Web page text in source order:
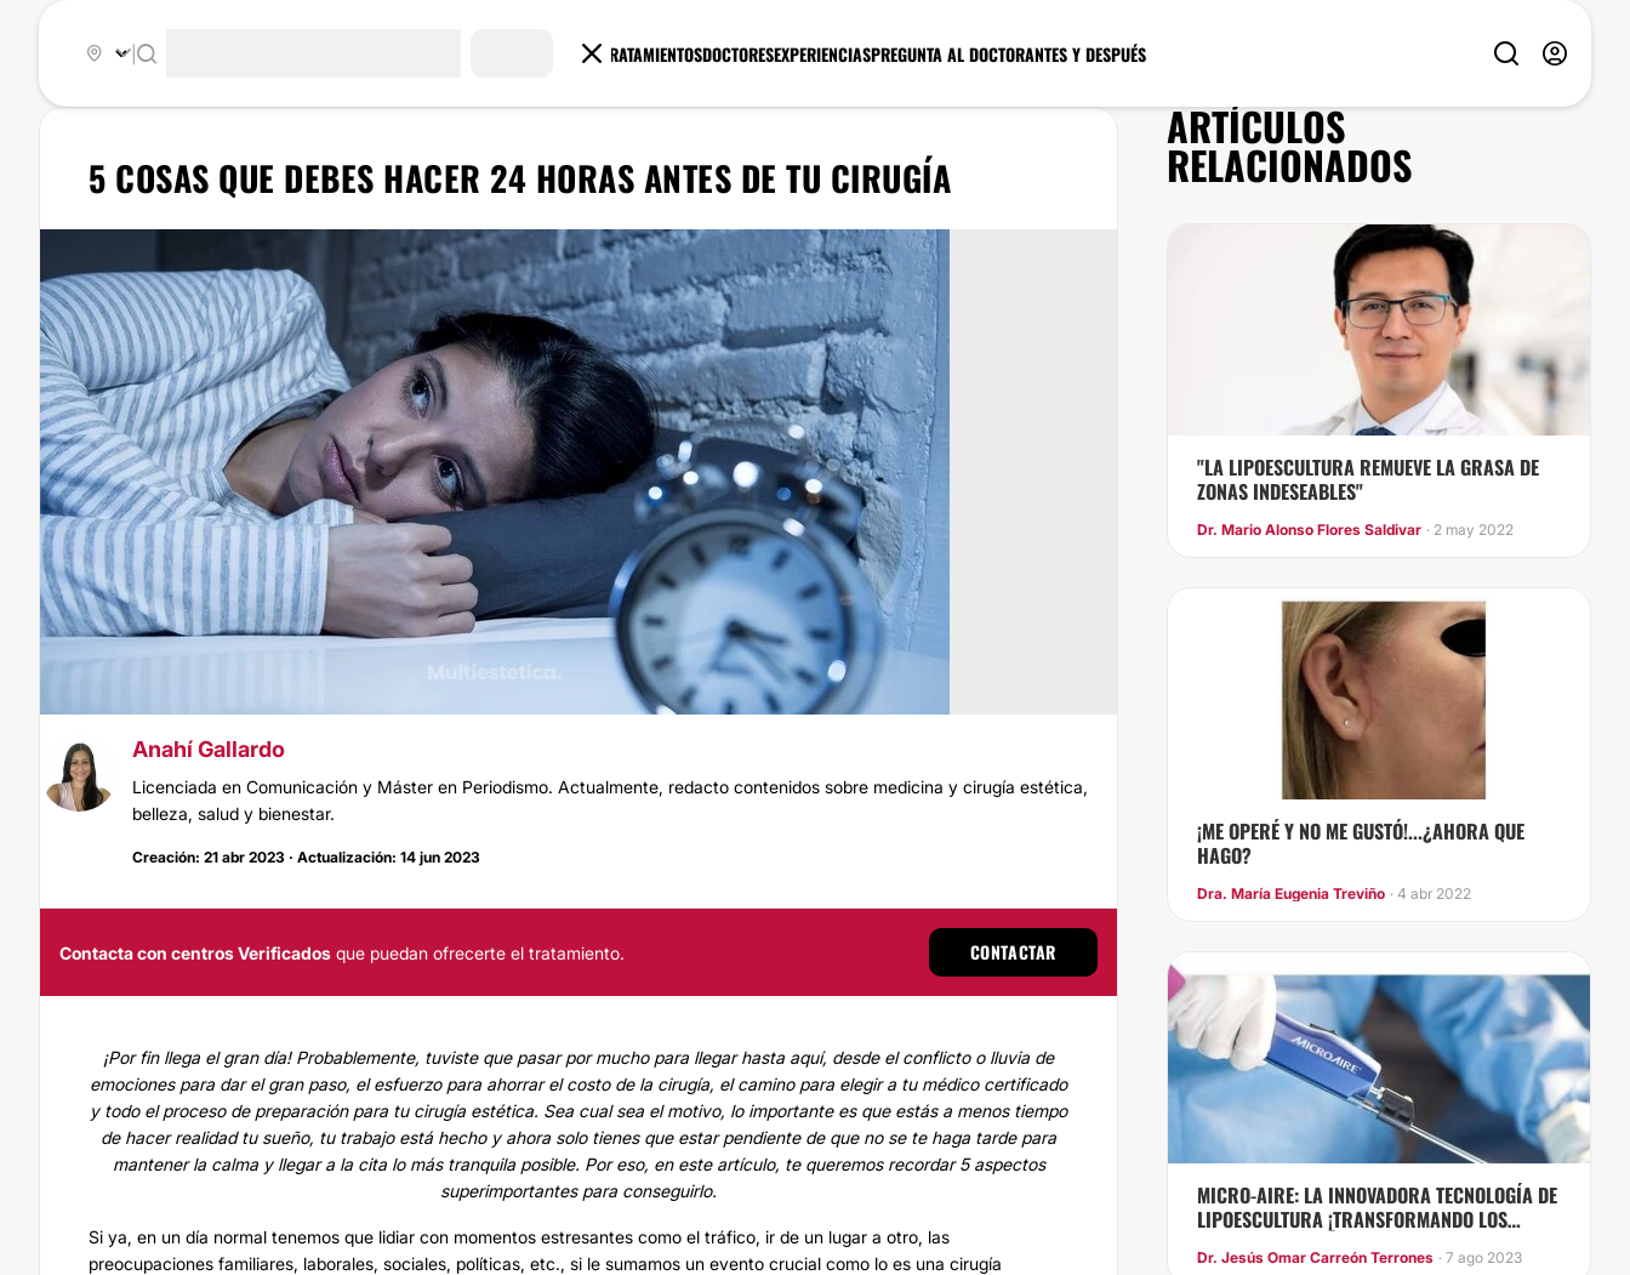
TRATAMIENTOSDOCTORESEXPERIENCIASPREGUNTA AL DOCTORANTES Y DESPUÉS
5 COSAS QUE DEBES HACER 24 HORAS ANTES DE TU CIRUGÍA
Anahí Gallardo
Licenciada en Comunicación y Máster en Periodismo. Actualmente, redacto contenidos sobre medicina y cirugía estética,
belleza, salud y bienestar.
Creación: 21 abr 2023 · Actualización: 14 jun 2023
Contacta con centros Verificados que puedan ofrecerte el tratamiento. CONTACTAR
¡Por fin llega el gran día! Probablemente, tuviste que pasar por mucho para llegar hasta aquí, desde el conflicto o lluvia de
emociones para dar el gran paso, el esfuerzo para ahorrar el costo de la cirugía, el camino para elegir a tu médico certificado
y todo el proceso de preparación para tu cirugía estética. Sea cual sea el motivo, lo importante es que estás a menos tiempo
de hacer realidad tu sueño, tu trabajo está hecho y ahora solo tienes que estar pendiente de que no se te haga tarde para
mantener la calma y llegar a la cita lo más tranquila posible. Por eso, en este artículo, te queremos recordar 5 aspectos
superimportantes para conseguirlo.
Si ya, en un día normal tenemos que lidiar con momentos estresantes como el tráfico, ir de un lugar a otro, las
preocupaciones familiares, laborales, sociales, políticas, etc., si le sumamos un evento crucial como lo es una cirugía
ARTÍCULOS
RELACIONADOS
"LA LIPOESCULTURA REMUEVE LA GRASA DE
ZONAS INDESEABLES"
Dr. Mario Alonso Flores Saldivar · 2 may 2022
¡ME OPERÉ Y NO ME GUSTÓ!...¿AHORA QUE
HAGO?
Dra. María Eugenia Treviño · 4 abr 2022
MICRO-AIRE: LA INNOVADORA TECNOLOGÍA DE
LIPOESCULTURA ¡TRANSFORMANDO LOS
RESULTADOS ESTÉTICOS!
Dr. Jesús Omar Carreón Terrones · 7 ago 2023